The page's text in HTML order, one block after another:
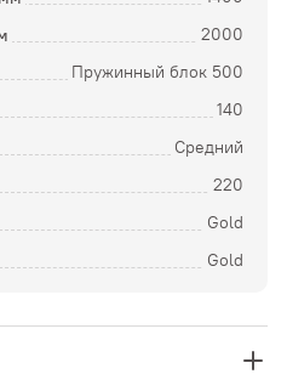
2000
Пружинный блок 500
140
Средний
220
Gold
Gold